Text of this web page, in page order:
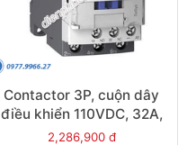
Contactor 3P, cuộn dây
điều khiển 110VDC, 32A,
1N/O, 1N/C - Model
2,286,900 đ